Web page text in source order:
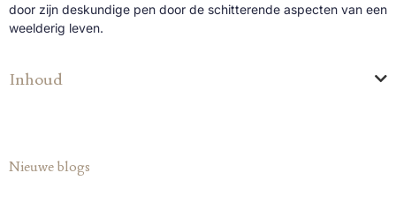
door zijn deskundige pen door de schitterende aspecten van een
weelderig leven.
Inhoud
Nieuwe blogs